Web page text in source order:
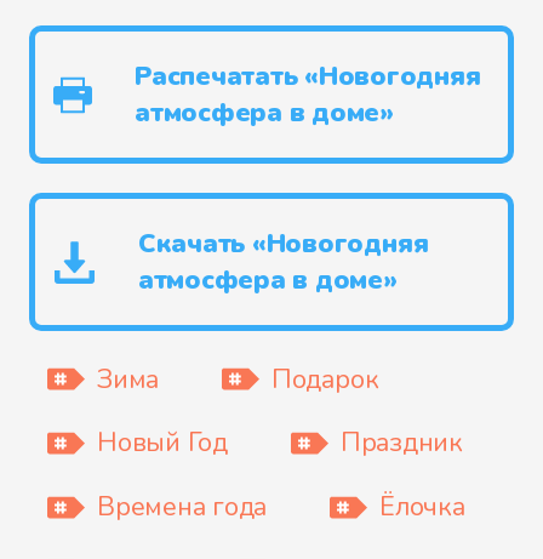
Распечатать «Новогодняя
атмосфера в доме»
Скачать «Новогодняя
атмосфера в доме»
Зима
Подарок
Новый Год
Праздник
Времена года
Ёлочка